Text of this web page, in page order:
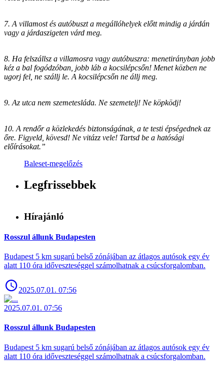
7. A villamost és autóbuszt a megállóhelyek előtt mindig a járdán
vagy a járdaszigeten várd meg.
8. Ha felszállsz a villamosra vagy autóbuszra: menetirányban jobb
kéz a bal fogódzóban, jobb láb a kocsilépcsőn! Menet közben ne
ugorj fel, ne szállj le. A kocsilépcsőn ne állj meg.
9. Az utca nem szemetesláda. Ne szemetelj! Ne köpködj!
10. A rendőr a közlekedés biztonságának, a te testi épségednek az
őre. Figyeld, kövesd! Ne vitázz vele! Tartsd be a hatósági
előírásokat.”
Baleset-megelőzés
Legfrissebbek
Hírajánló
Rosszul állunk Budapesten
Budapest 5 km sugarú belső zónájában az átlagos autósok egy év
alatt 110 óra időveszteséggel számolhatnak a csúcsforgalomban.
2025.07.01. 07:56
2025.07.01. 07:56
Rosszul állunk Budapesten
Budapest 5 km sugarú belső zónájában az átlagos autósok egy év
alatt 110 óra időveszteséggel számolhatnak a csúcsforgalomban.